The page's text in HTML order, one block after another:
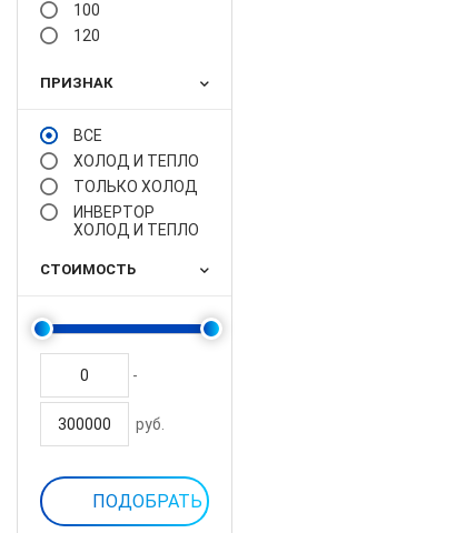
100
120
ПРИЗНАК
ВСЕ
ХОЛОД И ТЕПЛО
ТОЛЬКО ХОЛОД
ИНВЕРТОР
ХОЛОД И ТЕПЛО
СТОИМОСТЬ
-
руб.